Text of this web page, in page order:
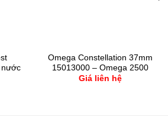
nước
Omega Constellation 37mm
15013000 – Omega 2500
Giá liên hệ